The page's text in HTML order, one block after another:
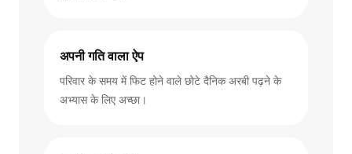
अपनी गति वाला ऐप
परिवार के समय में फिट होने वाले छोटे दैनिक अरबी पढ़ने के
अभ्यास के लिए अच्छा।